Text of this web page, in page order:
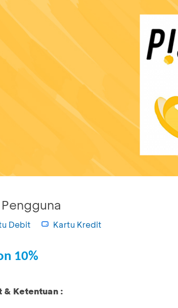
Debit Kartu Kredit
10%
& Ketentuan :